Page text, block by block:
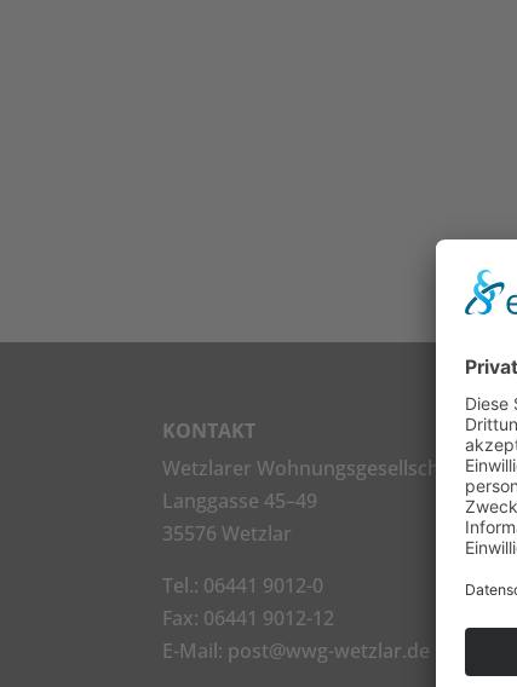
KONTAKT
Wetzlarer Wohnungsgesellschaft mbH
Langgasse 45–49
35576 Wetzlar
Tel.: 06441 9012-0
Fax: 06441 9012-12
E-Mail: post@wwg-wetzlar.de